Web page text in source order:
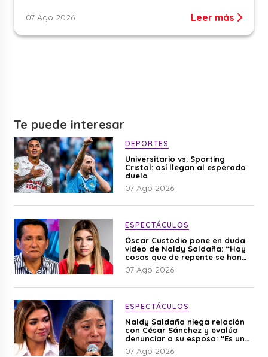
07 Ago 2026 Leer más
Te puede interesar
DEPORTES
Universitario vs. Sporting
Cristal: así llegan al esperado
duelo
07 Ago 2026
ESPECTÁCULOS
Óscar Custodio pone en duda
video de Naldy Saldaña: “Hay
cosas que de repente se han
editado”
07 Ago 2026
ESPECTÁCULOS
Naldy Saldaña niega relación
con César Sánchez y evalúa
denunciar a su esposa: “Es una
difamación”
07 Ago 2026